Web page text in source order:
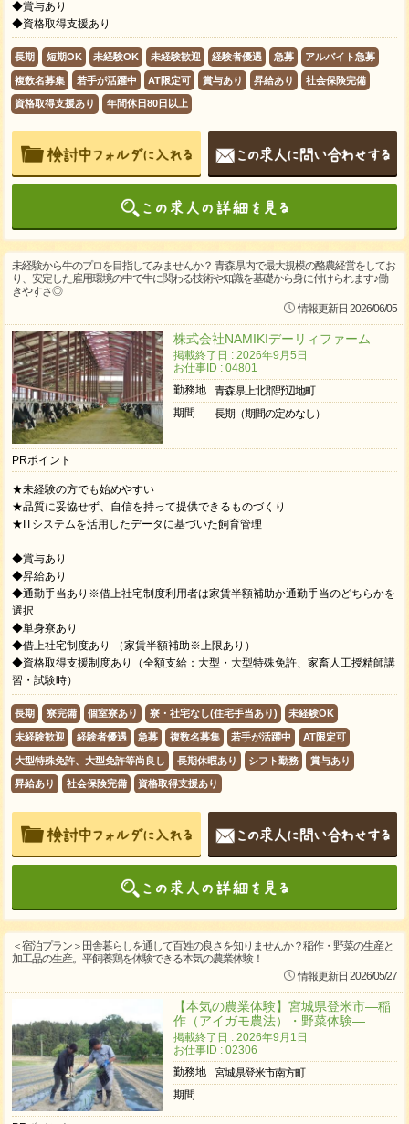
◆賞与あり
◆資格取得支援あり
長期 短期OK 未経験OK 未経験歓迎 経験者優遇 急募 アルバイト急募
複数名募集 若手が活躍中 AT限定可 賞与あり 昇給あり 社会保険完備
資格取得支援あり 年間休日80日以上
未経験から牛のプロを目指してみませんか？ 青森県内で最大規模の酪農経営をしてお
り、安定した雇用環境の中で牛に関わる技術や知識を基礎から身に付けられます♪働
きやすさ◎
情報更新日 2026/06/05
株式会社NAMIKIデーリィファーム
掲載終了日 : 2026年9月5日
お仕事ID : 04801
勤務地
青森県上北郡野辺地町
期間
長期（期間の定めなし）
PRポイント
★未経験の方でも始めやすい
★品質に妥協せず、自信を持って提供できるものづくり
★ITシステムを活用したデータに基づいた飼育管理
◆賞与あり
◆昇給あり
◆通勤手当あり※借上社宅制度利用者は家賃半額補助か通勤手当のどちらかを
選択
◆単身寮あり
◆借上社宅制度あり （家賃半額補助※上限あり）
◆資格取得支援制度あり（全額支給：大型・大型特殊免許、家畜人工授精師講
習・試験時）
長期 寮完備 個室寮あり 寮・社宅なし(住宅手当あり) 未経験OK
未経験歓迎 経験者優遇 急募 複数名募集 若手が活躍中 AT限定可
大型特殊免許、大型免許等尚良し 長期休暇あり シフト勤務 賞与あり
昇給あり 社会保険完備 資格取得支援あり
＜宿泊プラン＞田舎暮らしを通して百姓の良さを知りませんか？稲作・野菜の生産と
加工品の生産。平飼養鶏を体験できる本気の農業体験！
情報更新日 2026/05/27
【本気の農業体験】宮城県登米市―稲
作（アイガモ農法）・野菜体験―
掲載終了日 : 2026年9月1日
お仕事ID : 02306
勤務地
宮城県登米市南方町
期間